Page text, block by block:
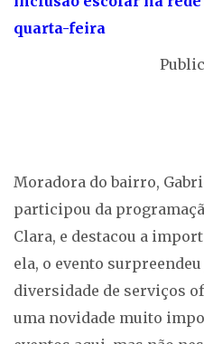
quarta-feira
Moradora do bairro,
participou da
Clara, e destacou a
ela, o evento
diversidade de serviços
uma novidade muito